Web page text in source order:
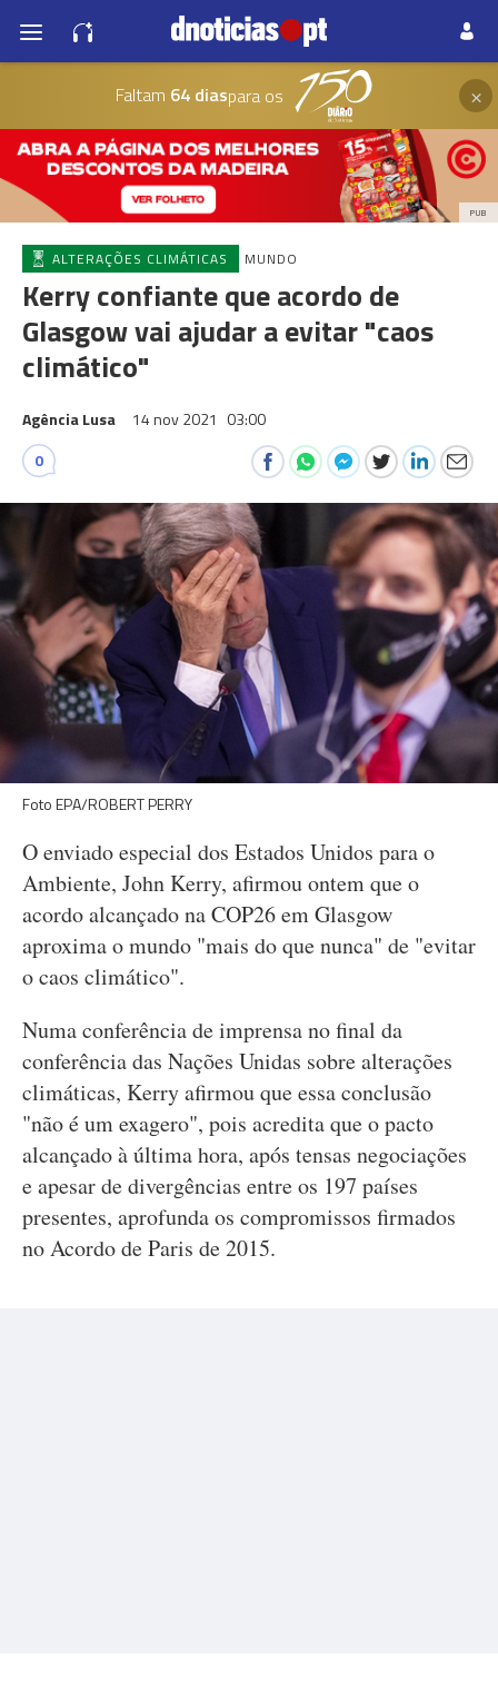
Faltam 64 diaspara os ×
PUB
ALTERAÇÕES CLIMÁTICAS MUNDO
Kerry confiante que acordo de
Glasgow vai ajudar a evitar "caos
climático"
Agência Lusa 14 nov 2021 03:00
0
Foto EPA/ROBERT PERRY
O enviado especial dos Estados Unidos para o
Ambiente, John Kerry, afirmou ontem que o
acordo alcançado na COP26 em Glasgow
aproxima o mundo "mais do que nunca" de "evitar
o caos climático".
Numa conferência de imprensa no final da
conferência das Nações Unidas sobre alterações
climáticas, Kerry afirmou que essa conclusão
"não é um exagero", pois acredita que o pacto
alcançado à última hora, após tensas negociações
e apesar de divergências entre os 197 países
presentes, aprofunda os compromissos firmados
no Acordo de Paris de 2015.